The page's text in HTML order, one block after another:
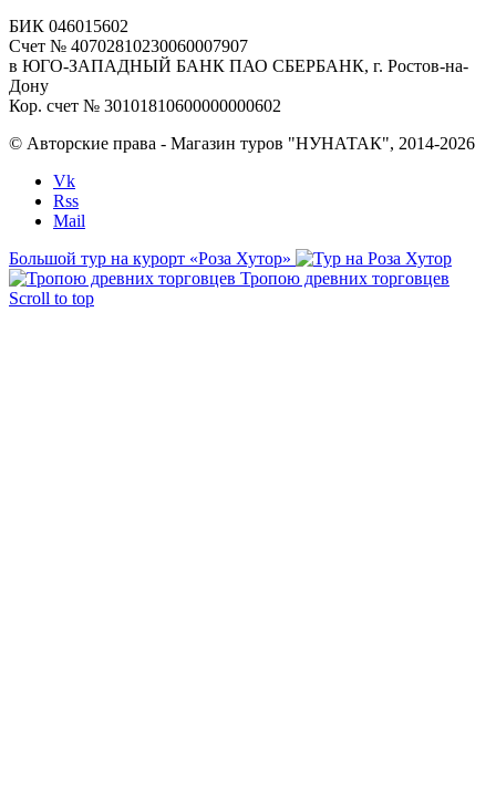
БИК 046015602
Счет № 40702810230060007907
в ЮГО-ЗАПАДНЫЙ БАНК ПАО СБЕРБАНК, г. Ростов-на-
Дону
Кор. счет № 30101810600000000602
© Авторские права - Магазин туров "НУНАТАК", 2014-2026
Vk
Rss
Mail
Большой тур на курорт «Роза Хутор»
Тропою древних торговцев
Scroll to top